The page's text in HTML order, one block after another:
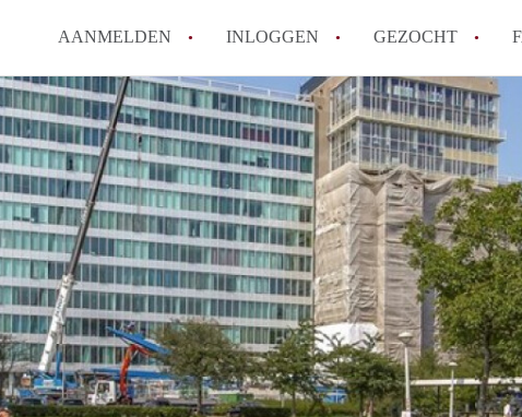
AANMELDEN INLOGGEN GEZOCHT
Wat is het puntensysteem voor
Amsterdam?
Wat zijn de opzegtermijnen bij
Wat zijn de populairste
betekent dit voor jou als zoeker?
Wat is een studentenkamer in
Waarom geen
Alle veelgestelde vragen